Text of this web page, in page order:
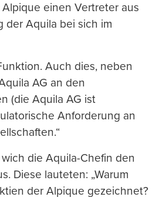
einen Vertreter aus
­der Aquila bei sich im
Auch dies, neben
AG an den
(die Aquila AG ist
Anforderung an
die Aquila-Chefin den
Diese lauteten: „Warum
der Alpique gezeichnet?